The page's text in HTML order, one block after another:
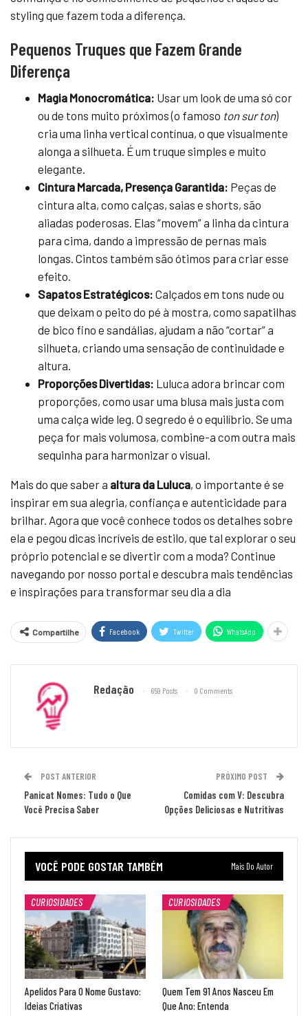
styling que fazem toda a diferença.
Pequenos Truques que Fazem Grande
Diferença
Magia Monocromática: Usar um look de uma só cor
ou de tons muito próximos (o famoso ton sur ton)
cria uma linha vertical contínua, o que visualmente
alonga a silhueta. É um truque simples e muito
elegante.
Cintura Marcada, Presença Garantida: Peças de
cintura alta, como calças, saias e shorts, são
aliadas poderosas. Elas “movem” a linha da cintura
para cima, dando a impressão de pernas mais
longas. Cintos também são ótimos para criar esse
efeito.
Sapatos Estratégicos: Calçados em tons nude ou
que deixam o peito do pé à mostra, como sapatilhas
de bico fino e sandálias, ajudam a não “cortar” a
silhueta, criando uma sensação de continuidade e
altura.
Proporções Divertidas: Luluca adora brincar com
proporções, como usar uma blusa mais justa com
uma calça wide leg. O segredo é o equilíbrio. Se uma
peça for mais volumosa, combine-a com outra mais
sequinha para harmonizar o visual.
Mais do que saber a altura da Luluca, o importante é se
inspirar em sua alegria, confiança e autenticidade para
brilhar. Agora que você conhece todos os detalhes sobre
ela e pegou dicas incríveis de estilo, que tal explorar o seu
próprio potencial e se divertir com a moda? Continue
navegando por nosso portal e descubra mais tendências
e inspirações para transformar seu dia a dia
Compartilhe Facebook Twitter WhatsApp
Redação 659 Posts 0 Comments
POST ANTERIOR
Panicat Nomes: Tudo o Que
Você Precisa Saber
PRÓXIMO POST
Comidas com V: Descubra
Opções Deliciosas e Nutritivas
VOCÊ PODE GOSTAR TAMBÉM Mais Do Autor
CURIOSIDADES
Apelidos Para O Nome Gustavo:
Ideias Criativas
CURIOSIDADES
Quem Tem 91 Anos Nasceu Em
Que Ano: Entenda